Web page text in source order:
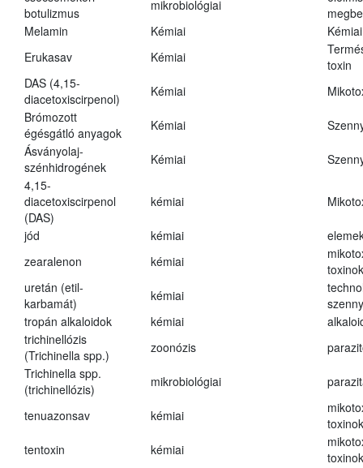
botulizmus
mikrobiológiai
Melamin
Kémiai
Kémiai
Erukasav
Kémiai
toxin
DAS (4,15-
diacetoxiscirpenol)
Kémiai
Brómozott
égésgátló anyagok
Kémiai
Ásványolaj-
szénhidrogének
Kémiai
4,15-
diacetoxiscirpenol
(DAS)
kémiai
jód kémiai
zearalenon
kémiai
toxinok
uretán (etil-
karbamát)
kémiai
tropán alkaloidok
kémiai
trichinellózis
(Trichinella spp.)
zoonózis
Trichinella spp.
(trichinellózis)
mikrobiológiai
tenuazonsav kémiai
toxinok
tentoxin
kémiai
toxinok